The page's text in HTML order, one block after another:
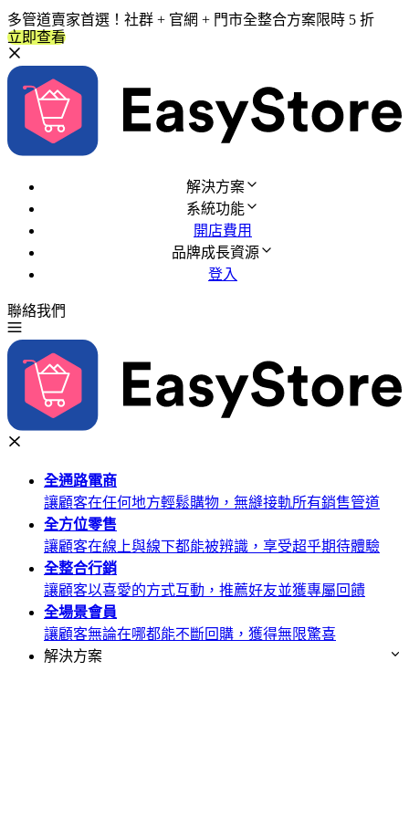
多管道賣家首選！社群 + 官網 + 門市全整合方案限時 5 折
立即查看
解決方案
系統功能
開店費用
品牌成長資源
登入
聯絡我們
全通路電商
讓顧客在任何地方輕鬆購物，無縫接軌所有銷售管道
全方位零售
讓顧客在線上與線下都能被辨識，享受超乎期待體驗
全整合行銷
讓顧客以喜愛的方式互動，推薦好友並獲專屬回饋
全場景會員
讓顧客無論在哪都能不斷回購，獲得無限驚喜
解決方案